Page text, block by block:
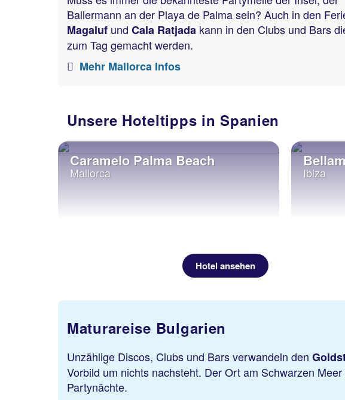
Ballermann an der Playa de Palma sein? Auch in den
Magaluf und Cala Ratjada kann in den Clubs und Bars
zum Tag gemacht werden.
Mehr Mallorca Infos
Unsere Hoteltipps in Spanien
Caramelo Palma Beach
Mallorca
Hotel ansehen
Ibiza
Maturareise Bulgarien
Unzählige Discos, Clubs und Bars verwandeln den
Vorbild um nichts nachsteht. Der Ort am Schwarzen
Partynächte.